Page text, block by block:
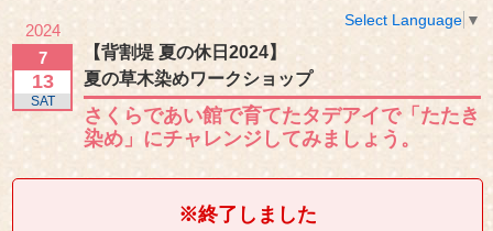
Select Language ▼
2024
7
13
SAT
【背割堤 夏の休日2024】
夏の草木染めワークショップ
さくらであい館で育てたタデアイで「たたき
染め」にチャレンジしてみましょう。
※終了しました